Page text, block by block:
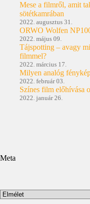
Mese a filmről, amit
sötétkamrában
2022. augusztus 31.
ORWO Wolfen
2022. május 09.
Tájspotting – avagy
filmmel?
2022. március 17.
Milyen analóg
2022. február 03.
Színes film előhívása
2022. január 26.
Meta
Kategóriák